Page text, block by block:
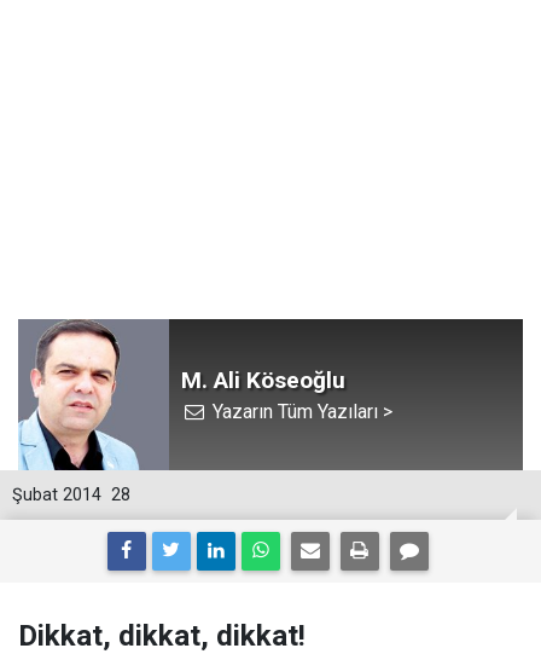
M. Ali Köseoğlu
Yazarın Tüm Yazıları >
28
Şubat 2014
Dikkat, dikkat, dikkat!